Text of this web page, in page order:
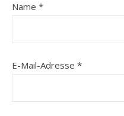
Name *
E-Mail-Adresse *